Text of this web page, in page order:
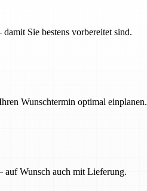
Sie bestens vorbereitet sind.
Wunschtermin optimal einplanen.
auf Wunsch auch mit Lieferung.